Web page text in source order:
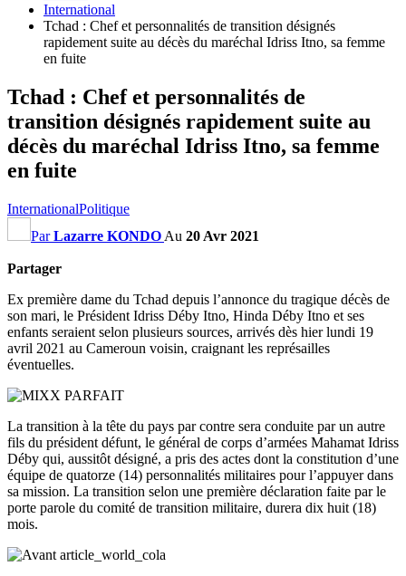
International
Tchad : Chef et personnalités de transition désignés
rapidement suite au décès du maréchal Idriss Itno, sa femme
en fuite
Tchad : Chef et personnalités de
transition désignés rapidement suite au
décès du maréchal Idriss Itno, sa femme
en fuite
InternationalPolitique
ParLazarre KONDO Au 20 Avr 2021
Partager
Ex première dame du Tchad depuis l’annonce du tragique décès de
son mari, le Président Idriss Déby Itno, Hinda Déby Itno et ses
enfants seraient selon plusieurs sources, arrivés dès hier lundi 19
avril 2021 au Cameroun voisin, craignant les représailles
éventuelles.
La transition à la tête du pays par contre sera conduite par un autre
fils du président défunt, le général de corps d’armées Mahamat Idriss
Déby qui, aussitôt désigné, a pris des actes dont la constitution d’une
équipe de quatorze (14) personnalités militaires pour l’appuyer dans
sa mission. La transition selon une première déclaration faite par le
porte parole du comité de transition militaire, durera dix huit (18)
mois.